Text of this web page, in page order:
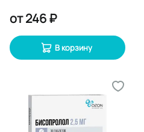
от246 ₽
В корзину